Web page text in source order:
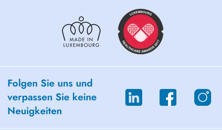
Folgen Sie uns und
verpassen Sie keine
Neuigkeiten